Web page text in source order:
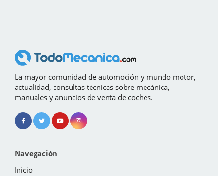
La mayor comunidad de automoción y mundo motor,
actualidad, consultas técnicas sobre mecánica,
manuales y anuncios de venta de coches.
Navegación
Inicio